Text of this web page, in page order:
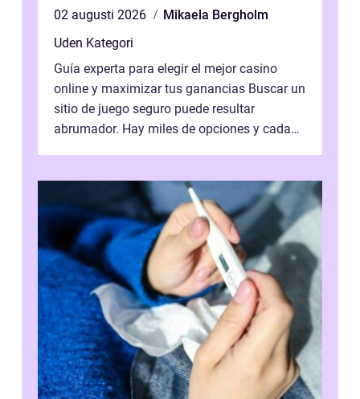
02 augusti 2026
Mikaela Bergholm
Uden Kategori
Guía experta para elegir el mejor casino
online y maximizar tus ganancias Buscar un
sitio de juego seguro puede resultar
abrumador. Hay miles de opciones y cada